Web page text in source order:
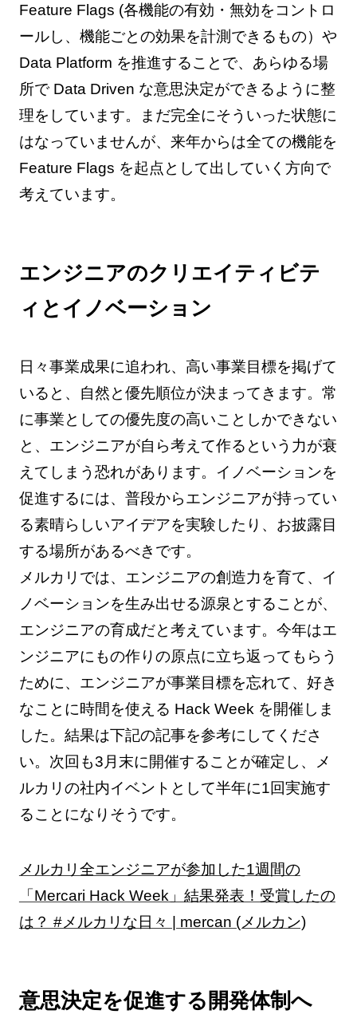
Feature Flags (各機能の有効・無効をコントロ
ールし、機能ごとの効果を計測できるもの）や
Data Platform を推進することで、あらゆる場
所で Data Driven な意思決定ができるように整
理をしています。まだ完全にそういった状態に
はなっていませんが、来年からは全ての機能を
Feature Flags を起点として出していく方向で
考えています。
エンジニアのクリエイティビテ
ィとイノベーション
日々事業成果に追われ、高い事業目標を掲げて
いると、自然と優先順位が決まってきます。常
に事業としての優先度の高いことしかできない
と、エンジニアが自ら考えて作るという力が衰
えてしまう恐れがあります。イノベーションを
促進するには、普段からエンジニアが持ってい
る素晴らしいアイデアを実験したり、お披露目
する場所があるべきです。
メルカリでは、エンジニアの創造力を育て、イ
ノベーションを生み出せる源泉とすることが、
エンジニアの育成だと考えています。今年はエ
ンジニアにもの作りの原点に立ち返ってもらう
ために、エンジニアが事業目標を忘れて、好き
なことに時間を使える Hack Week を開催しま
した。結果は下記の記事を参考にしてくださ
い。次回も3月末に開催することが確定し、メ
ルカリの社内イベントとして半年に1回実施す
ることになりそうです。
メルカリ全エンジニアが参加した1週間の
「Mercari Hack Week」結果発表！受賞したの
は？ #メルカリな日々 | mercan (メルカン)
意思決定を促進する開発体制へ